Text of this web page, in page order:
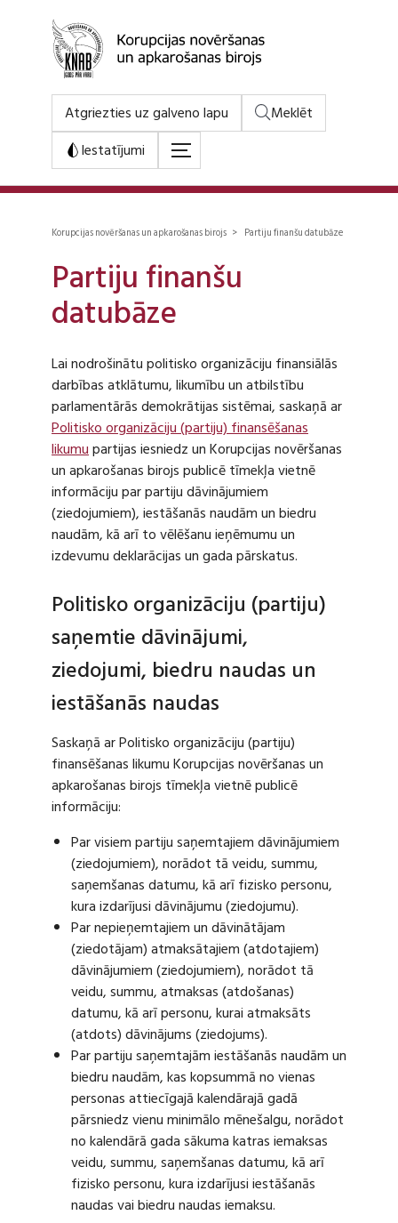
Atgriezties uz galveno lapu
Meklēt
Iestatījumi
Korupcijas novēršanas un apkarošanas birojs > Partiju finanšu datubāze
Partiju finanšu
datubāze
Lai nodrošinātu politisko organizāciju finansiālās
darbības atklātumu, likumību un atbilstību
parlamentārās demokrātijas sistēmai, saskaņā ar
Politisko organizāciju (partiju) finansēšanas
likumupartijas iesniedz un Korupcijas novēršanas
un apkarošanas birojs publicē tīmekļa vietnē
informāciju par partiju dāvinājumiem
(ziedojumiem), iestāšanās naudām un biedru
naudām, kā arī to vēlēšanu ieņēmumu un
izdevumu deklarācijas un gada pārskatus.
Politisko organizāciju (partiju)
saņemtie dāvinājumi,
ziedojumi, biedru naudas un
iestāšanās naudas
Saskaņā ar Politisko organizāciju (partiju)
finansēšanas likumu Korupcijas novēršanas un
apkarošanas birojs tīmekļa vietnē publicē
informāciju:
Par visiem partiju saņemtajiem dāvinājumiem
(ziedojumiem), norādot tā veidu, summu,
saņemšanas datumu, kā arī fizisko personu,
kura izdarījusi dāvinājumu (ziedojumu).
Par nepieņemtajiem un dāvinātājam
(ziedotājam) atmaksātajiem (atdotajiem)
dāvinājumiem (ziedojumiem), norādot tā
veidu, summu, atmaksas (atdošanas)
datumu, kā arī personu, kurai atmaksāts
(atdots) dāvinājums (ziedojums).
Par partiju saņemtajām iestāšanās naudām un
biedru naudām, kas kopsummā no vienas
personas attiecīgajā kalendārajā gadā
pārsniedz vienu minimālo mēnešalgu, norādot
no kalendārā gada sākuma katras iemaksas
veidu, summu, saņemšanas datumu, kā arī
fizisko personu, kura izdarījusi iestāšanās
naudas vai biedru naudas iemaksu.